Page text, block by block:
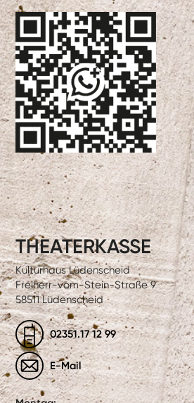
THEATERKASSE
Kulturhaus Lüdenscheid
Freiherr-vom-Stein-Straße 9
58511 Lüdenscheid
02351.17 12 99
E-Mail